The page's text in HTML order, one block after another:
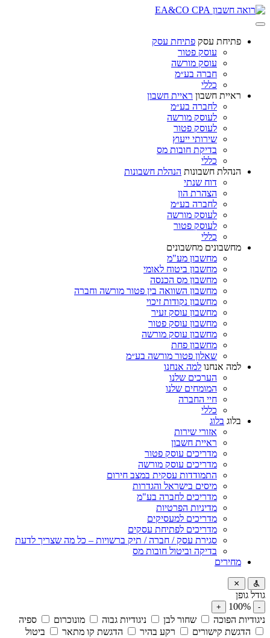
פתיחת עסק פתיחת עסק
עוסק פטור
עוסק מורשה
חברה בע״מ
כללי
ראיית חשבון ראיית חשבון
לחברה בע״מ
לעוסק מורשה
לעוסק פטור
שירותי ייעוץ
בדיקת חובות מס
כללי
הנהלת חשבונות הנהלת חשבונות
דוח שנתי
הצהרת הון
לחברה בע״מ
לעוסק מורשה
לעוסק פטור
כללי
מחשבונים מחשבונים
מחשבון מע"מ
מחשבון ביטוח לאומי
מחשבון מס הכנסה
מחשבון השוואה בין פטור מורשה וחברה
מחשבון נקודות זיכוי
מחשבון עוסק זעיר
מחשבון עוסק פטור
מחשבון עוסק מורשה
מחשבון פחת
שאלון פטור מורשה בע״מ
למה אנחנו למה אנחנו
הערכים שלנו
המומחים שלנו
חיי החברה
כללי
בלוג בלוג
אזורי שירות
ראיית חשבון
מדריכים עוסק פטור
מדריכים עוסק מורשה
התמודדות עסקית במצב חירום
מיסים בישראל והגדרות
מדריכים לחברה בע"מ
מדיניות הפרטיות
מדריכים למעסיקים
מדריכים לפתיחת עסקים
סגירת עסק / חברה / תיק ברשויות – כל מה שצריך לדעת
בדיקה וביטול חובות מס
מחירים
גודל גופן
-
100%
+
ניגודיות הפוכה שחור לבן ניגודיות גבוה מונוכרום
ספיה
הדגשת קישורים
רקע בהיר הדגשת קו מתאר
ביטול